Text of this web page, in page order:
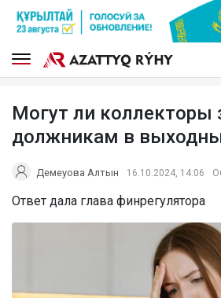
Могут ли коллекторы
должникам в
Демеуова Алтын 16.10.2024, 14:06
Ответ дала глава финрегулятора